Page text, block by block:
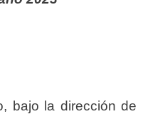
bajo la dirección de